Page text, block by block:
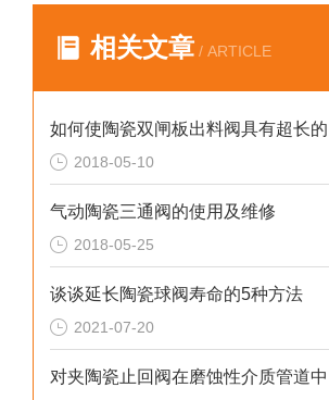
相关文章 / ARTICLE
2018-05-10
气动陶瓷三通阀的使用及维修
2018-05-25
谈谈延长陶瓷球阀寿命的5种方法
2021-07-20